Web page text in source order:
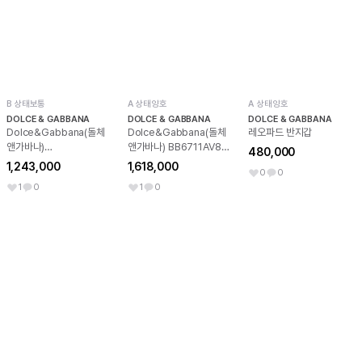
B 상태보통
DOLCE & GABBANA
Dolce&Gabbana(돌체
앤가바나)
BB7100AW437 블랙 램
스킨 Devotion 디보션 하
트로고플랩 금장체인 숄더
1,243,000
1 0
A 상태양호
DOLCE & GABBANA
Dolce&Gabbana(돌체
앤가바나) BB6711AV893
레드 카프스킨 Devotion
디보션 하트로고플랩 탑핸
들 토트백 겸 금장체인 숄더
1,618,000
1 0
A 상태양호
DOLCE & GABBANA
레오파드 반지갑
480,000
0 0